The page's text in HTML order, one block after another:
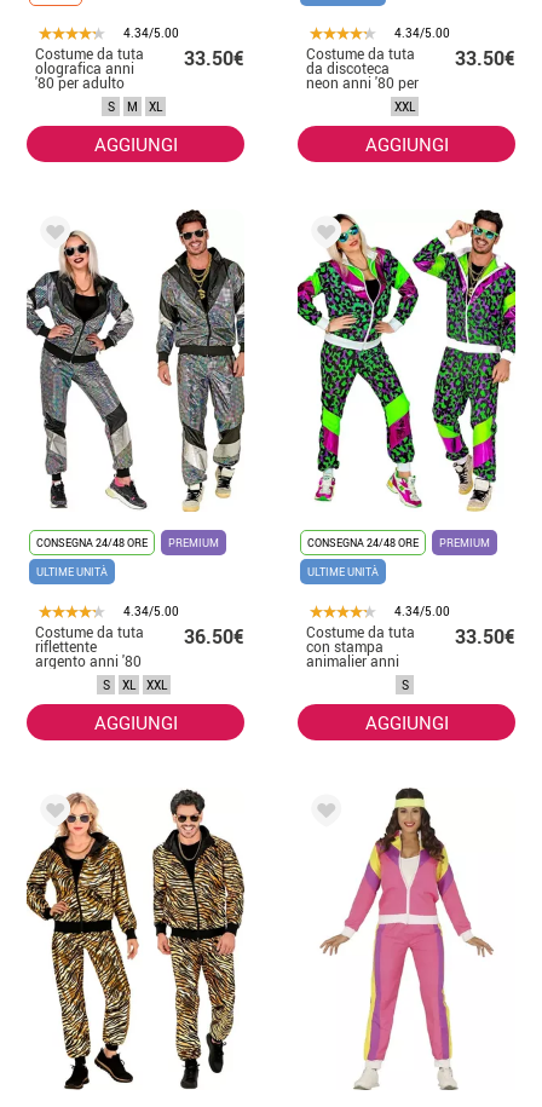
4.34/5.00
Costume da tuta
olografica anni
'80 per adulto
33.50€
S M XL
AGGIUNGI
4.34/5.00
Costume da tuta
da discoteca
neon anni '80 per
33.50€
XXL
AGGIUNGI
CONSEGNA 24/48 ORE
PREMIUM
ULTIME UNITÀ
4.34/5.00
Costume da tuta
riflettente
argento anni '80
per adulto
36.50€
S XL XXL
AGGIUNGI
CONSEGNA 24/48 ORE
PREMIUM
ULTIME UNITÀ
4.34/5.00
Costume da tuta
con stampa
animalier anni
'80 verde neon
33.50€
S
AGGIUNGI